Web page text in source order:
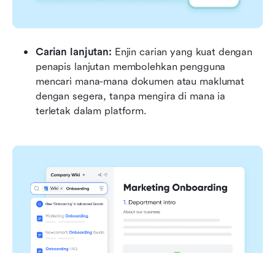
Carian lanjutan: Enjin carian yang kuat dengan
penapis lanjutan membolehkan pengguna
mencari mana-mana dokumen atau maklumat
dengan segera, tanpa mengira di mana ia
terletak dalam platform.